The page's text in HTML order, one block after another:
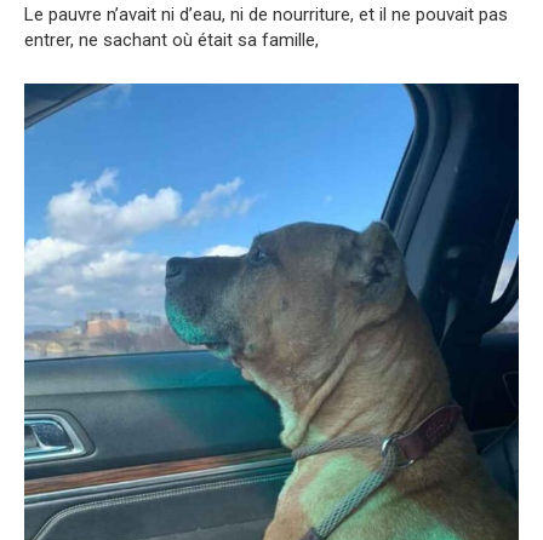
Le pauvre n’avait ni d’eau, ni de nourriture, et il ne pouvait pas
entrer, ne sachant où était sa famille,